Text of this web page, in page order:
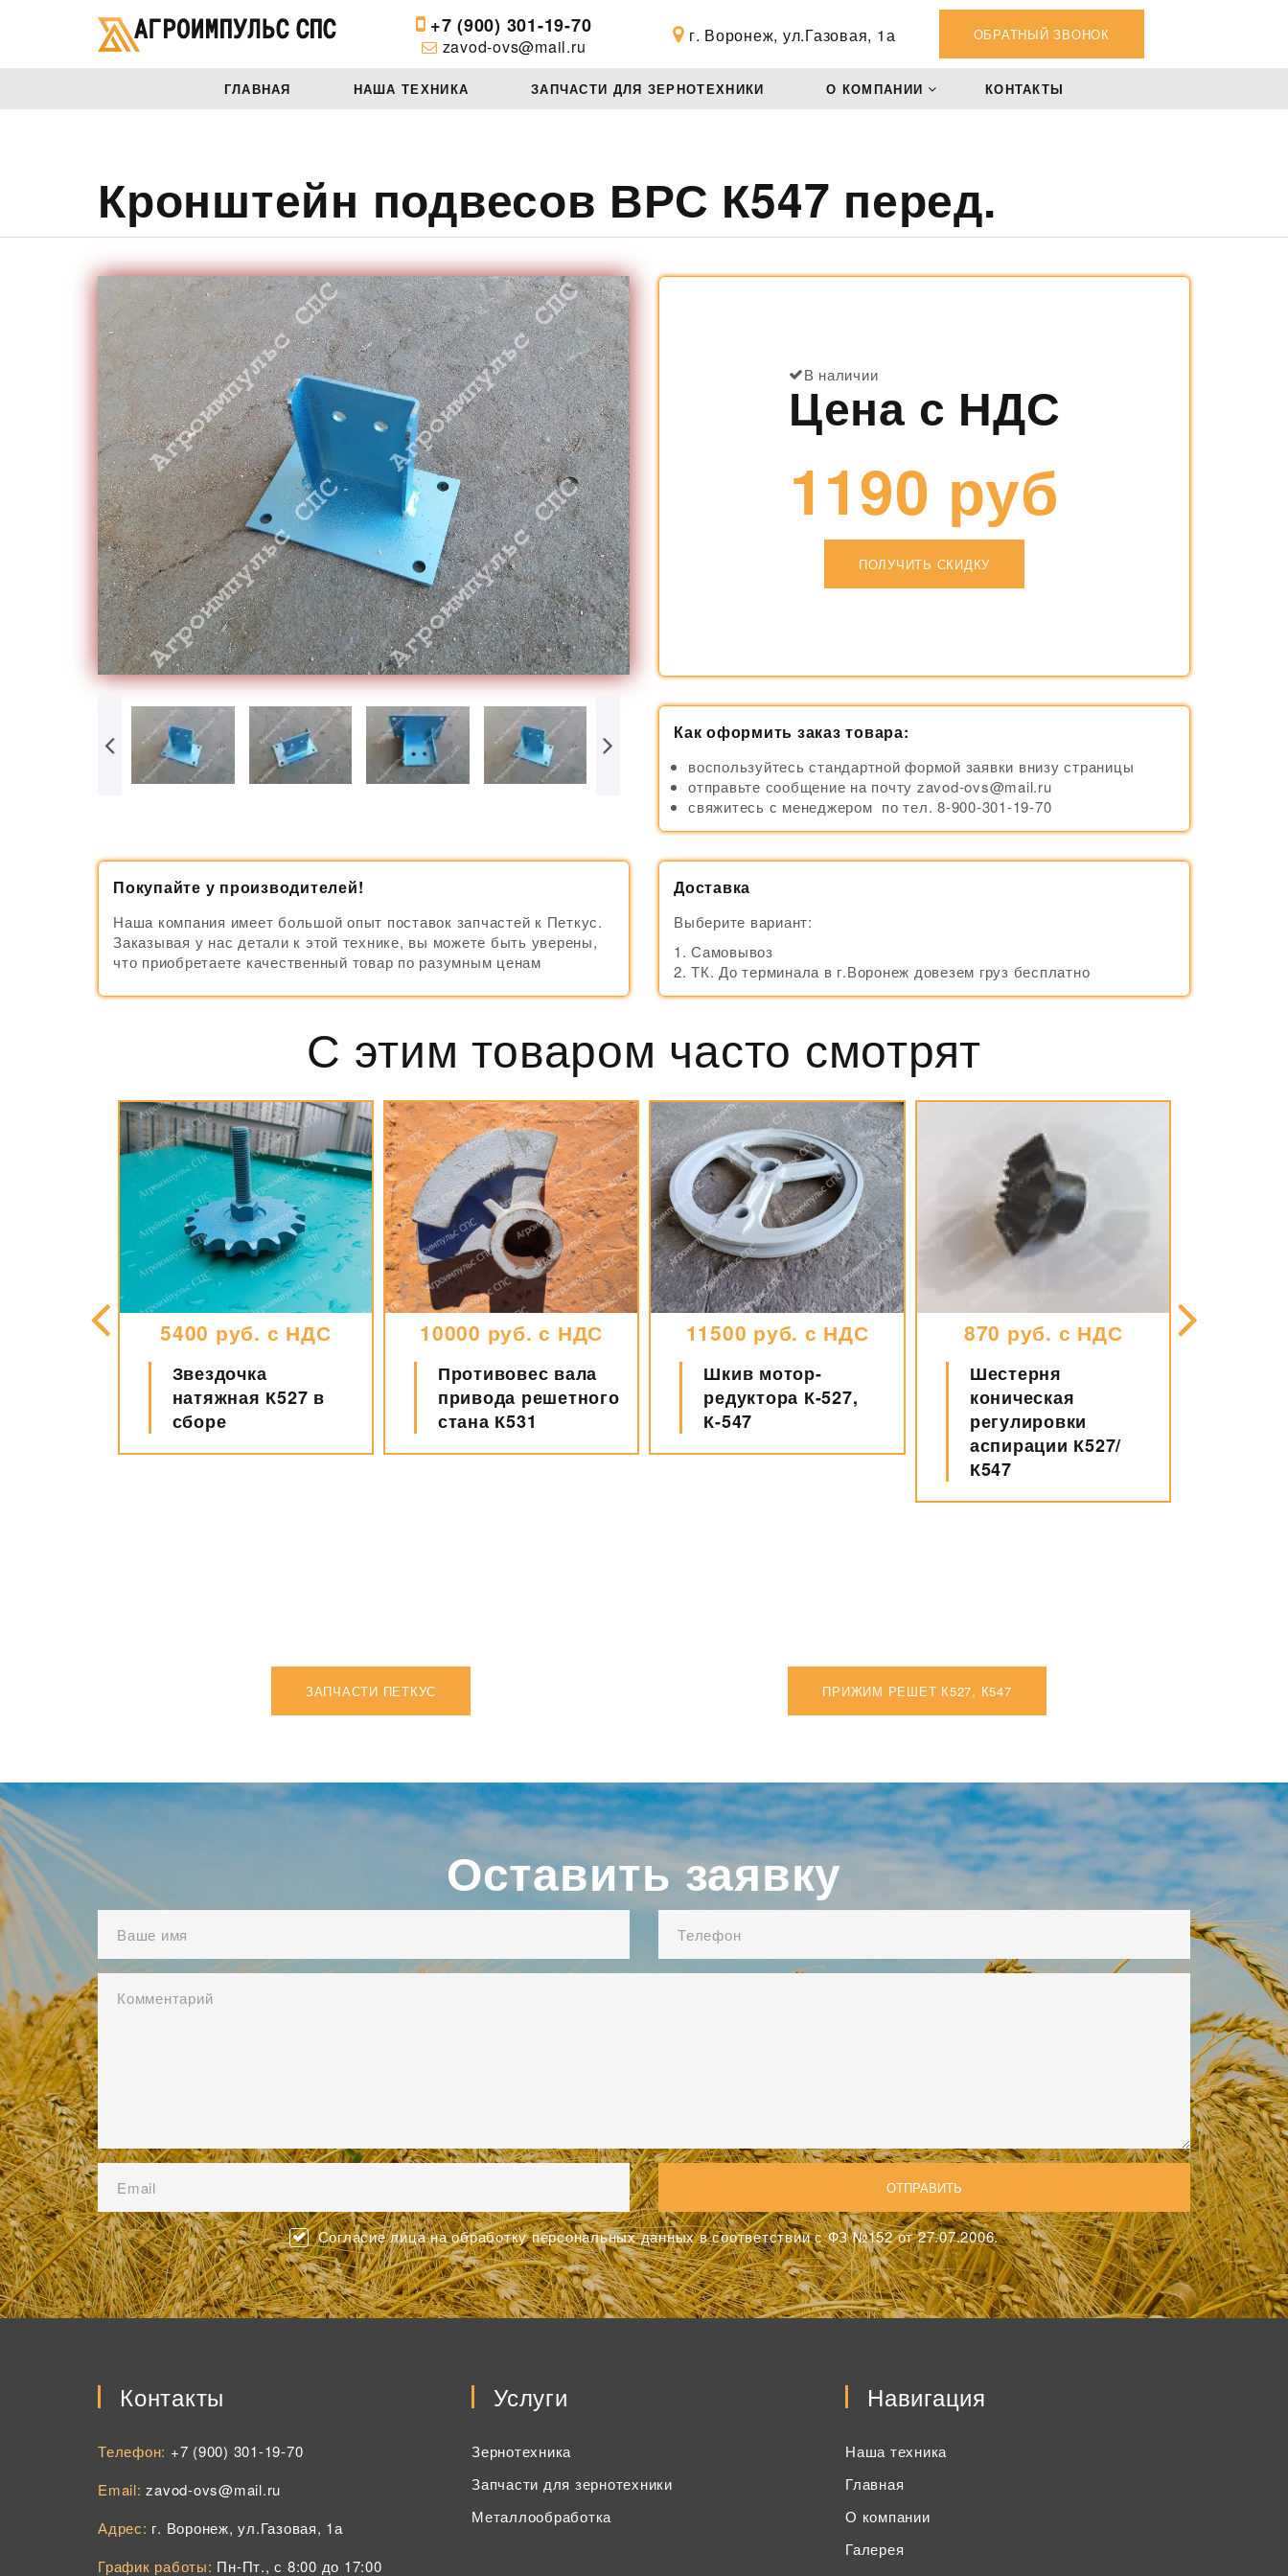
+7 (900) 301-19-70
zavod-ovs@mail.ru
г. Воронеж, ул.Газовая, 1а ОБРАТНЫЙ ЗВОНОК
ГЛАВНАЯ НАША ТЕХНИКА ЗАПЧАСТИ ДЛЯ ЗЕРНОТЕХНИКИ О КОМПАНИИ КОНТАКТЫ
Кронштейн подвесов ВРС К547 перед.
В наличии
Цена с НДС
1190 руб
ПОЛУЧИТЬ СКИДКУ
Как оформить заказ товара:
воспользуйтесь стандартной формой заявки внизу страницы
отправьте сообщение на почту zavod-ovs@mail.ru
свяжитесь с менеджером по тел. 8-900-301-19-70
Покупайте у производителей!
Наша компания имеет большой опыт поставок запчастей к Петкус.
Заказывая у нас детали к этой технике, вы можете быть уверены,
что приобретаете качественный товар по разумным ценам
Доставка
Выберите вариант:
Самовывоз
ТК. До терминала в г.Воронеж довезем груз бесплатно
С этим товаром часто смотрят
5400 руб. с НДС
Звездочка
натяжная К527 в
сборе
10000 руб. с НДС
Противовес вала
привода решетного
стана К531
11500 руб. с НДС
Шкив мотор-
редуктора К-527,
К-547
870 руб. с НДС
Шестерня
коническая
регулировки
аспирации К527/
К547
ЗАПЧАСТИ ПЕТКУС ПРИЖИМ РЕШЕТ К527, К547
Оставить заявку
Согласие лица на обработку персональных данных в соответствии с ФЗ №152 от 27.07.2006.
Контакты
Телефон: +7 (900) 301-19-70
Email:zavod-ovs@mail.ru
Адрес: г. Воронеж, ул.Газовая, 1а
График работы: Пн-Пт., с 8:00 до 17:00
Услуги
Зернотехника
Запчасти для зернотехники
Металлообработка
Навигация
Наша техника
Главная
О компании
Галерея